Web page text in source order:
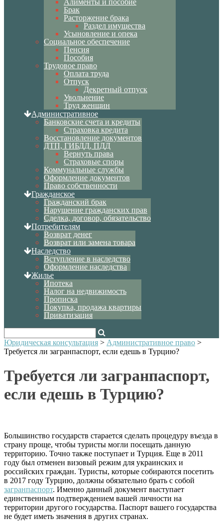
Алименты и пособие
Брак
Расторжение брака
Раздел имущества
Усыновление и опека
Социальное обеспечение
Пенсия
Пособия
Трудовое право
Оплата труда
Отпуск
Декретный отпуск
Увольнение
Труд женщин
Административное
Банковские счета и кредиты
Страховка кредита
Восстановление документов
ДТП, ГИБДД, ПДД
Вернуть права
Страховые споры
Коммунальные службы
Оформление документов
Право собственности
Гражданское
Гражданский брак
Нарушение гражданских прав
Сделка, договор, обязательство
Потребителям
Возврат денег
Возврат или замена товара
Наследство
Вступление в наследство
Оформление наследства
Жилье
Ипотека
Налог на недвижимость
Прописка
Покупка, продажа квартиры
Приватизация
Юридическая консультация > Административное право >
Требуется ли загранпаспорт, если едешь в Турцию?
Требуется ли загранпаспорт,
если едешь в Турцию?
Большинство государств старается сделать процедуру въезда в
страну проще, чтобы туристы могли посещать данную
территорию. Точно также поступает и Турция. Еще в 2011
году был отменен визовый режим для украинских и
российских граждан. Туристы, которые собираются посетить
в 2017 году Турцию, должны обязательно брать с собой
загранпаспорт. Именно данный документ выступает
единственным подтверждением вашей личности на
территории другого государства. Паспорт вашего государства
не будет иметь значения в других странах.